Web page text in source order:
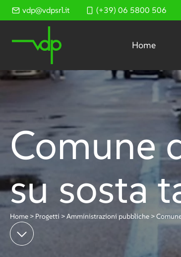
Salta
al
vdp@vdpsrl.it (+39) 06 5800 506
Home
Comune
su sosta
Home > Progetti >Amministrazioni pubbliche >